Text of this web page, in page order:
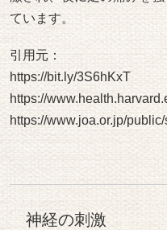
足の痛みには神経の働き
腰から足へ伸びている神
ており、周囲の筋肉や関
とがあると言われています
例えば腰やお尻の筋肉が
がかかる場合があります
に広がるような痛みを感
ます。